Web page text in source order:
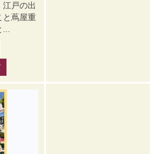
戸の出
と蔦屋重
...